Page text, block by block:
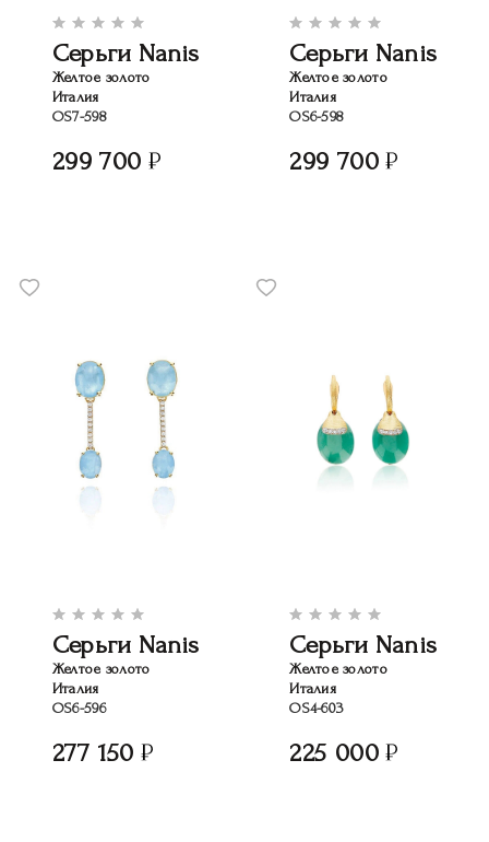
Серьги Nanis
Желтое золото
Италия
OS7-598
299 700
Серьги Nanis
Желтое золото
Италия
OS6-598
299 700
Серьги Nanis
Желтое золото
Италия
OS6-596
277 150
Серьги Nanis
Желтое золото
Италия
OS4-603
225 000